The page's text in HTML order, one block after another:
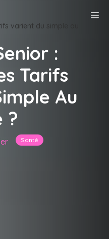
varient du simple au
:
Tarifs
Au
?
Santé